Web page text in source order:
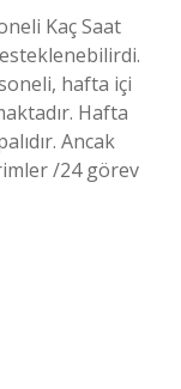
Kaç Saat
hafta içi
Hafta
Ancak
/24 görev